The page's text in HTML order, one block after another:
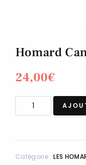
Homard
24,00€
Catégorie :LES